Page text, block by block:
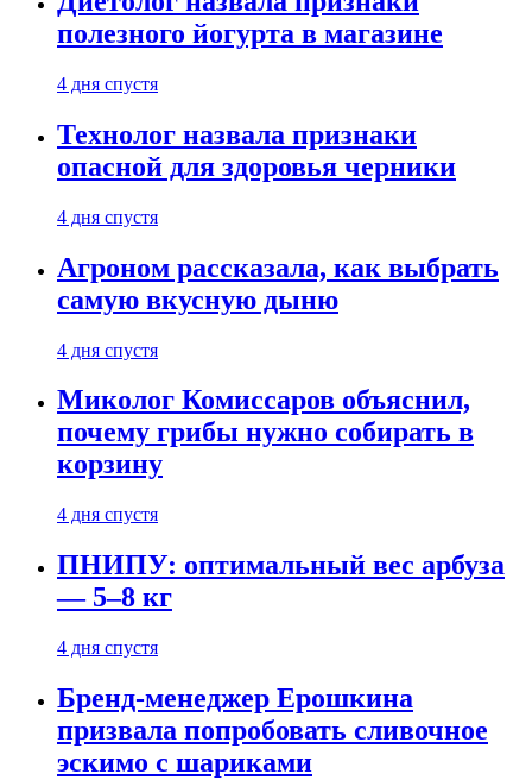
полезного йогурта в магазине
4 дня спустя
Технолог назвала признаки
опасной для здоровья черники
4 дня спустя
Агроном рассказала, как выбрать
самую вкусную дыню
4 дня спустя
Миколог Комиссаров объяснил,
почему грибы нужно собирать в
корзину
4 дня спустя
ПНИПУ: оптимальный вес арбуза
— 5–8 кг
4 дня спустя
Бренд-менеджер Ерошкина
призвала попробовать сливочное
эскимо с шариками